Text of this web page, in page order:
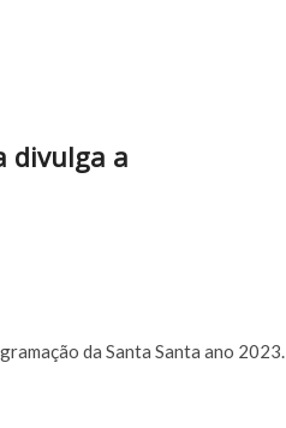
divulga a
da Santa Santa ano 2023.